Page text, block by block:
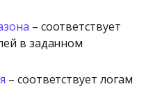
– соответствует
в заданном
– соответствует логам